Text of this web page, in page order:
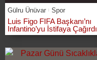
Gülru Ünüvar Spor
Luis Figo FIFA Başkanı’nı
Infantino’yu İstifaya Çağırdı